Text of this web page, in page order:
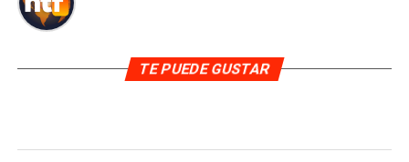
TE PUEDE GUSTAR